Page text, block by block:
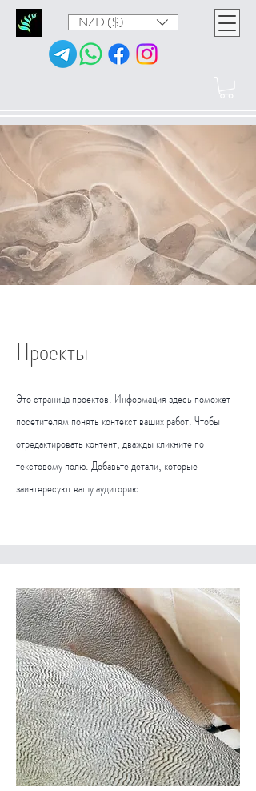
NZD ($)
Проекты
Это страница проектов. Информация здесь поможет
посетителям понять контекст ваших работ. Чтобы
отредактировать контент, дважды кликните по
текстовому полю. Добавьте детали, которые
заинтересуют вашу аудиторию.